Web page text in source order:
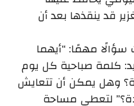
قد ينقذها بعد أن
مهمًا: “أيهما
كلمة صباحية كل يوم
وهل يمكن أن تتعايش
لتعطي مساحة